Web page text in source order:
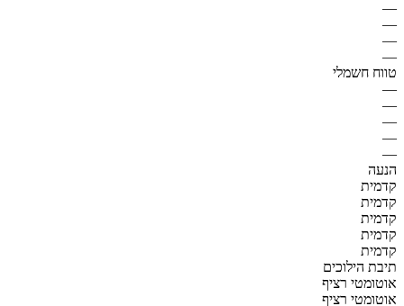
—
—
—
—
טווח חשמלי
—
—
—
—
—
הנעה
קדמית
קדמית
קדמית
קדמית
קדמית
תיבת הילוכים
אוטומטי רציף
אוטומטי רציף